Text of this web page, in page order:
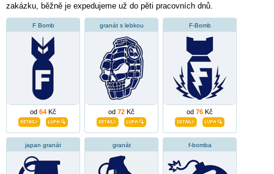
zakázku, běžně je expedujeme už do pěti pracovních dnů.
F Bomb
od 64 Kč
granát s lebkou
od 72 Kč
F-Bomb
od 76 Kč
japan granát granát f-bomba